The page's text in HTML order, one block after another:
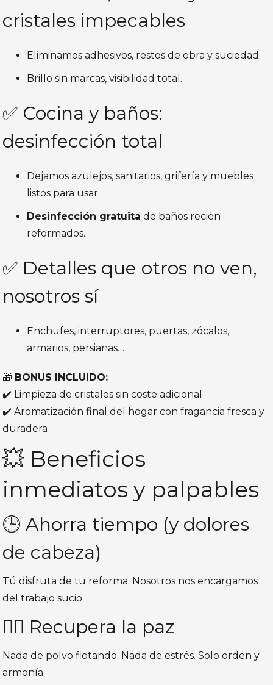
cristales impecables
Eliminamos adhesivos, restos de obra y suciedad.
Brillo sin marcas, visibilidad total.
✅ Cocina y baños:
desinfección total
Dejamos azulejos, sanitarios, grifería y muebles
listos para usar.
Desinfección gratuita de baños recién
reformados.
✅ Detalles que otros no ven,
nosotros sí
Enchufes, interruptores, puertas, zócalos,
armarios, persianas…
🎁 BONUS INCLUIDO:
✔️ Limpieza de cristales sin coste adicional
✔️ Aromatización final del hogar con fragancia fresca y
duradera
💥 Beneficios
inmediatos y palpables
🕒 Ahorra tiempo (y dolores
de cabeza)
Tú disfruta de tu reforma. Nosotros nos encargamos
del trabajo sucio.
🧘‍♀️ Recupera la paz
Nada de polvo flotando. Nada de estrés. Solo orden y
armonía.